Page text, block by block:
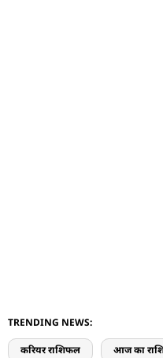
TRENDING NEWS:
करियर राशिफल आज का